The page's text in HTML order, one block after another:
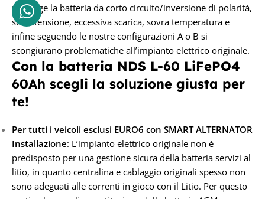
protegge la batteria da corto circuito/inversione di polarità,
sovratensione, eccessiva scarica, sovra temperatura e
infine seguendo le nostre configurazioni A o B si
scongiurano problematiche all’impianto elettrico originale.
Con la batteria NDS L-60 LiFePO4
60Ah scegli la soluzione giusta per
te!
Per tutti i veicoli esclusi EURO6 con SMART ALTERNATOR
Installazione: L’impianto elettrico originale non è
predisposto per una gestione sicura della batteria servizi al
litio, in quanto centralina e cablaggio originali spesso non
sono adeguati alle correnti in gioco con il Litio. Per questo